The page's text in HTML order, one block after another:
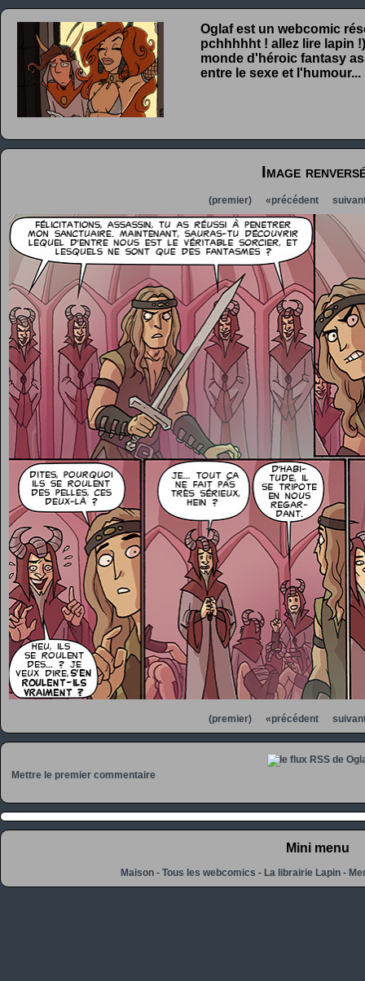
Oglaf est un webcomic
pchhhhht ! allez lire lapin
monde d'héroic fantasy
entre le sexe et l'humour...
Image
(premier) «précédent
(premier) «précédent
Mettre le premier commentaire
Mini menu
Maison -Tous les webcomics -La librairie Lapin -